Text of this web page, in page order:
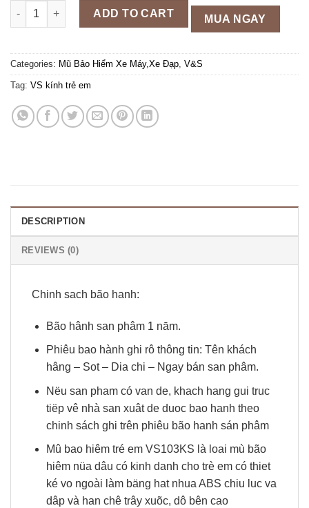
Mũ bảo hiểm trẻ em có kính - siêu xinh - Dành cho bé từ 3
ADD TO CART MUA NGAY
Categories: Mũ Bảo Hiểm Xe Máy,Xe Đạp V&S
Tag: VS kính trẻ em
DESCRIPTION
REVIEWS (0)
Chinh sach bão hanh:
Bão hânh san phâm 1 nām.
Phiêu bao hành ghi rô thông tin: Tên khách
hâng – Sot – Dia chi – Ngay bán san phâm.
Nëu san pham có van de, khach hang gui truc
tiëp vê nhà san xuât de duoc bao hanh theo
chinh sách ghi trên phiêu bão hanh sán phâm
Mû bao hiêm tré em VS103KS là loai mù bão
hiêm nüa dâu có kinh danh cho trè em có thiet
ké vo ngoài làm bäng hat nhua ABS chiu luc va
dâp và han chê trây xuõc, dô bên cao